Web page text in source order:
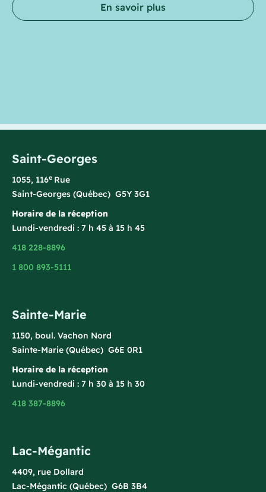
En savoir plus
Saint-Georges
1055, 116e Rue
Saint-Georges (Québec) G5Y 3G1
Horaire de la réception
Lundi-vendredi : 7 h 45 à 15 h 45
418 228-8896
1 800 893-5111
Sainte-Marie
1150, boul. Vachon Nord
Sainte-Marie (Québec) G6E 0R1
Horaire de la réception
Lundi-vendredi : 7 h 30 à 15 h 30
418 387-8896
Lac-Mégantic
4409, rue Dollard
Lac-Mégantic (Québec) G6B 3B4